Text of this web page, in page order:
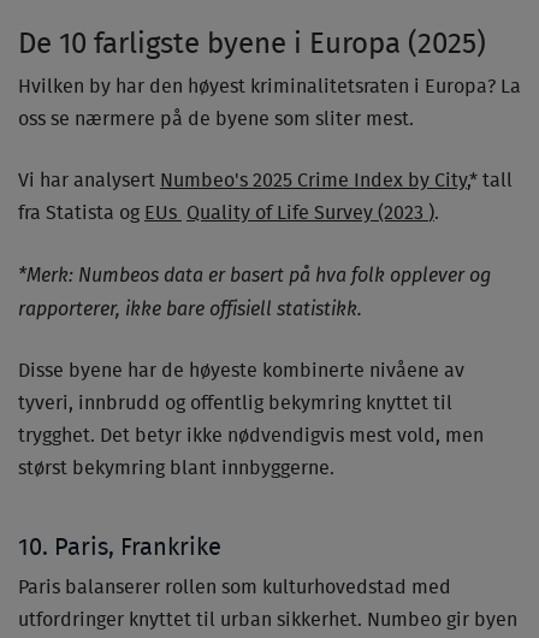
De 10 farligste byene i Europa (2025)
Hvilken by har den høyest kriminalitetsraten i Europa? La
oss se nærmere på de byene som sliter mest.
Vi har analysert Numbeo's 2025 Crime Index by City,* tall
fra Statista og EUs Quality of Life Survey (2023 ).
*Merk: Numbeos data er basert på hva folk opplever og
rapporterer, ikke bare offisiell statistikk.
Disse byene har de høyeste kombinerte nivåene av
tyveri, innbrudd og offentlig bekymring knyttet til
trygghet. Det betyr ikke nødvendigvis mest vold, men
størst bekymring blant innbyggerne.
10. Paris, Frankrike
Paris balanserer rollen som kulturhovedstad med
utfordringer knyttet til urban sikkerhet. Numbeo gir byen